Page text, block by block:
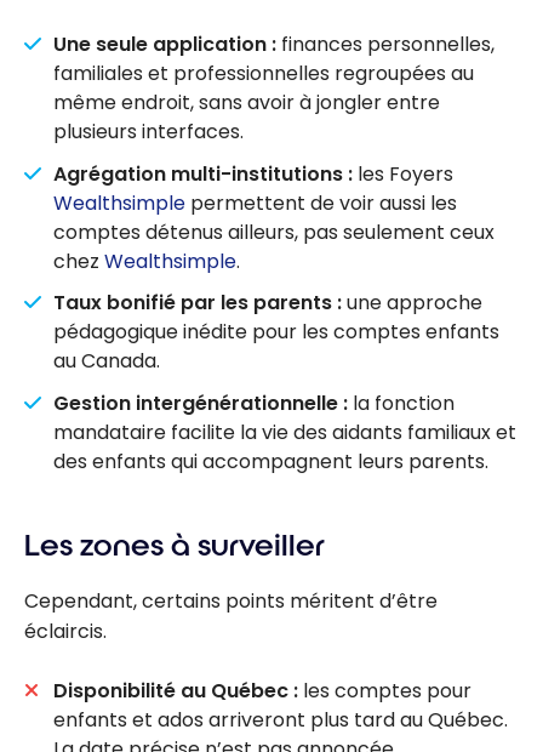
Une seule application : finances personnelles,
familiales et professionnelles regroupées au
même endroit, sans avoir à jongler entre
plusieurs interfaces.
Agrégation multi-institutions : les Foyers
Wealthsimple permettent de voir aussi les
comptes détenus ailleurs, pas seulement ceux
chez Wealthsimple.
Taux bonifié par les parents :une approche
pédagogique inédite pour les comptes enfants
au Canada.
Gestion intergénérationnelle : la fonction
mandataire facilite la vie des aidants familiaux et
des enfants qui accompagnent leurs parents.
Les zones à surveiller
Cependant, certains points méritent d’être
éclaircis.
Disponibilité au Québec : les comptes pour
enfants et ados arriveront plus tard au Québec.